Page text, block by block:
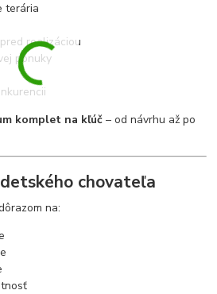
terária
realizáciou
ponuky
komplet na kľúč – od návrhu až po
chovateľa
na: